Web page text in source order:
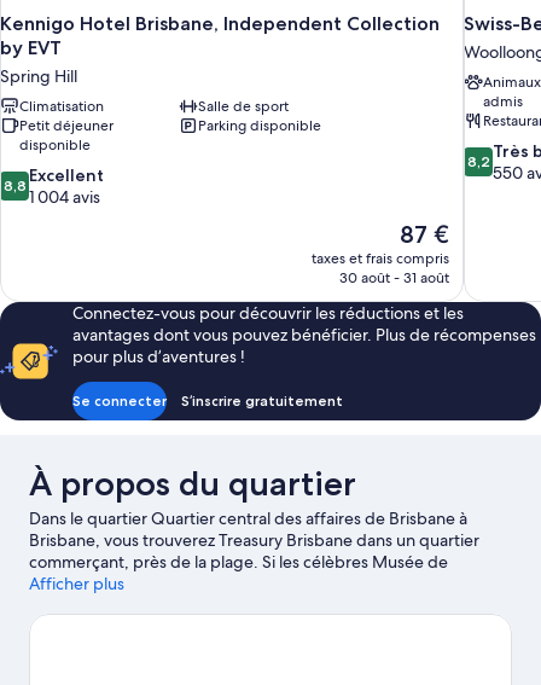
Kennigo Hotel Brisbane, Independent Collection
by EVT
Spring Hill
Climatisation
Salle de sport
Petit déjeuner
disponible
Parking disponible
8.8
sur
8,8 Excellent
1 004 avis
Le
nouveau
prix
de
87 €
87 €
taxes et frais compris
30 août - 31 août
Swiss-
admis
8.2
sur
8,2 Très
550
Connectez-vous pour découvrir les réductions et les
avantages dont vous pouvez bénéficier. Plus de récompenses
pour plus d’aventures !
Se connecter S’inscrire gratuitement
À propos du quartier
Dans le quartier Quartier central des affaires de Brisbane à
Brisbane, vous trouverez Treasury Brisbane dans un quartier
commerçant, près de la plage. Si les célèbres Musée de
Brisbane et Commissariat Store Museum sont des hauts lieux
Arts Centre et Plage de Streets Beach comptent parmi les
Afficher plus